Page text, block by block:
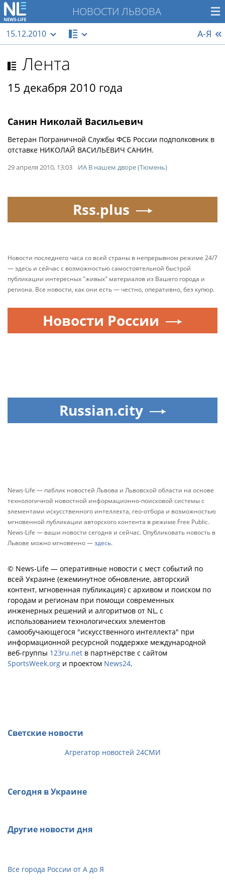
НОВОСТИ ЛЬВОВА
15.12.2010 А-Я
Лента
15 декабря 2010 года
Санин Николай Васильевич
Ветеран Пограничной Службы ФСБ России подполковник в
отставке НИКОЛАЙ ВАСИЛЬЕВИЧ САНИН.
29 апреля 2010, 13:03 ИА В нашем дворе (Тюмень)
Rss.plus
Новости последнего часа со всей страны в непрерывном режиме 24/7
— здесь и сейчас с возможностью самостоятельной быстрой
публикации интересных "живых" материалов из Вашего города и
региона. Все новости, как они есть — честно, оперативно, без купюр.
Новости России
Russian.city
News-Life — паблик новостей Львова и Львовской области на основе
технологичной новостной информационно-поисковой системы с
элементами искусственного интеллекта, гео-отбора и возможностью
мгновенной публикации авторского контента в режиме Free Public.
News-Life — ваши новости сегодня и сейчас. Опубликовать новость в
Львове можно мгновенно —здесь.
© News-Life — оперативные новости с мест событий по
всей Украине (ежеминутное обновление, авторский
контент, мгновенная публикация) с архивом и поиском по
городам и регионам при помощи современных
инженерных решений и алгоритмов от NL, с
использованием технологических элементов
самообучающегося "искусственного интеллекта" при
информационной ресурсной поддержке международной
веб-группы 123ru.net в партнёрстве с сайтом
SportsWeek.org и проектом News24.
Светские новости
Агрегатор новостей 24СМИ
Сегодня в Украине
Другие новости дня
Все города России от А до Я